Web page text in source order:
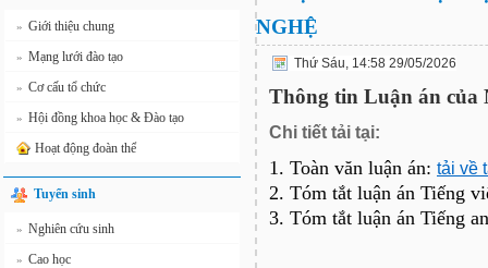
» Giới thiệu chung
» Mạng lưới đào tạo
» Cơ cấu tổ chức
» Hội đồng khoa học & Đào tạo
Hoạt động đoàn thể
Tuyển sinh
» Nghiên cứu sinh
» Cao học
NGHỆ
Thứ Sáu, 14:58 29/05/2026
Thông tin Luận án của
Chi tiết tải tại:
1. Toàn văn luận án: tải về
2. Tóm tắt luận án Tiếng
3. Tóm tắt luận án Tiếng